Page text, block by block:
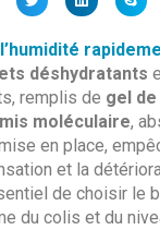
déshydratants
remplis de gel de
moléculaire,
en place,
et la
de choisir le
du colis et du